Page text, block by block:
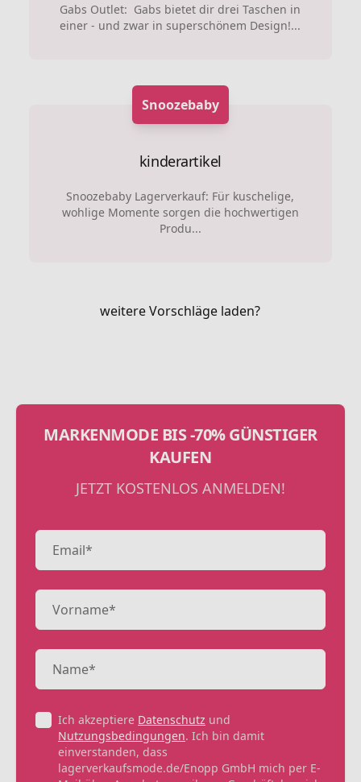
Gabs Outlet: Gabs bietet dir drei Taschen in
einer - und zwar in superschönem Design!...
Snoozebaby
kinderartikel
Snoozebaby Lagerverkauf: Für kuschelige,
wohlige Momente sorgen die hochwertigen
Produ...
weitere Vorschläge laden?
MARKENMODE BIS -70% GÜNSTIGER
KAUFEN
JETZT KOSTENLOS ANMELDEN!
Ich akzeptiere Datenschutz und
Nutzungsbedingungen. Ich bin damit
einverstanden, dass
lagerverkaufsmode.de/Enopp GmbH mich per E-